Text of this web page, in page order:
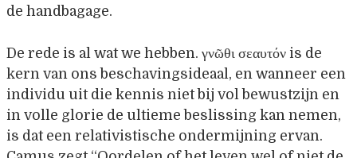
de handbagage.
De rede is al wat we hebben. γνῶθι σεαυτόν is de
kern van ons beschavingsideaal, en wanneer een
individu uit die kennis niet bij vol bewustzijn en
in volle glorie de ultieme beslissing kan nemen,
is dat een relativistische ondermijning ervan.